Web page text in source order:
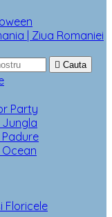
| Ziua Romaniei
 Cauta
Party
Jungla
Floricele